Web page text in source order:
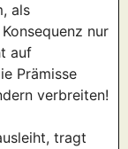
als
nur
auf
Prämisse
verbreiten!
tragt